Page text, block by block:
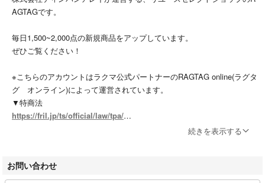
AGTAGです。
毎日1,500~2,000点の新規商品をアップしています。
ぜひご覧ください！
※こちらのアカウントはラクマ公式パートナーのRAGTAG online(ラグタ
グ オンライン)によって運営されています。
▼特商法
https://fril.jp/ts/official/law/tpa/
T7010001074003
続きを表示する
お問い合わせ